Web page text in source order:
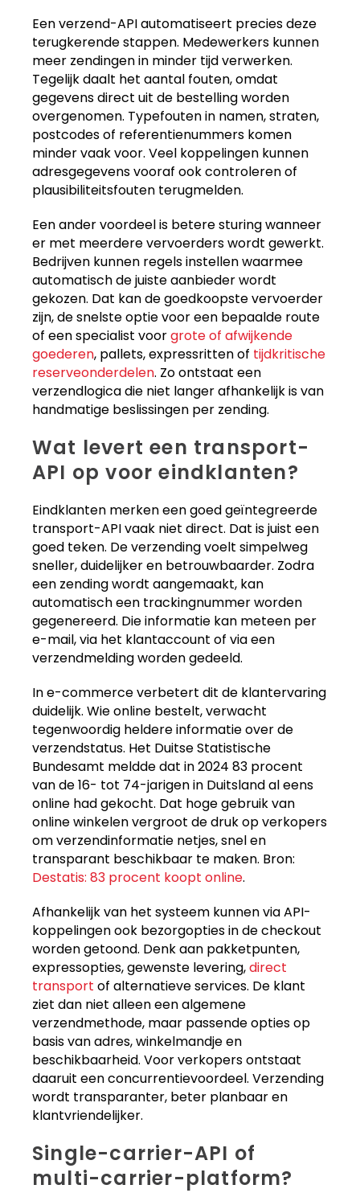
Een verzend-API automatiseert precies deze
terugkerende stappen. Medewerkers kunnen
meer zendingen in minder tijd verwerken.
Tegelijk daalt het aantal fouten, omdat
gegevens direct uit de bestelling worden
overgenomen. Typefouten in namen, straten,
postcodes of referentienummers komen
minder vaak voor. Veel koppelingen kunnen
adresgegevens vooraf ook controleren of
plausibiliteitsfouten terugmelden.
Een ander voordeel is betere sturing wanneer
er met meerdere vervoerders wordt gewerkt.
Bedrijven kunnen regels instellen waarmee
automatisch de juiste aanbieder wordt
gekozen. Dat kan de goedkoopste vervoerder
zijn, de snelste optie voor een bepaalde route
of een specialist voorgrote of afwijkende
goederen, pallets, expressritten of tijdkritische
reserveonderdelen. Zo ontstaat een
verzendlogica die niet langer afhankelijk is van
handmatige beslissingen per zending.
Wat levert een transport-
API op voor eindklanten?
Eindklanten merken een goed geïntegreerde
transport-API vaak niet direct. Dat is juist een
goed teken. De verzending voelt simpelweg
sneller, duidelijker en betrouwbaarder. Zodra
een zending wordt aangemaakt, kan
automatisch een trackingnummer worden
gegenereerd. Die informatie kan meteen per
e-mail, via het klantaccount of via een
verzendmelding worden gedeeld.
In e-commerce verbetert dit de klantervaring
duidelijk. Wie online bestelt, verwacht
tegenwoordig heldere informatie over de
verzendstatus. Het Duitse Statistische
Bundesamt meldde dat in 2024 83 procent
van de 16- tot 74-jarigen in Duitsland al eens
online had gekocht. Dat hoge gebruik van
online winkelen vergroot de druk op verkopers
om verzendinformatie netjes, snel en
transparant beschikbaar te maken. Bron:
Destatis: 83 procent koopt online.
Afhankelijk van het systeem kunnen via API-
koppelingen ook bezorgopties in de checkout
worden getoond. Denk aan pakketpunten,
expressopties, gewenste levering,direct
transport of alternatieve services. De klant
ziet dan niet alleen een algemene
verzendmethode, maar passende opties op
basis van adres, winkelmandje en
beschikbaarheid. Voor verkopers ontstaat
daaruit een concurrentievoordeel. Verzending
wordt transparanter, beter planbaar en
klantvriendelijker.
Single-carrier-API of
multi-carrier-platform?